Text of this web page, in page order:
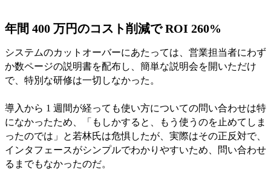
年間 400 万円のコスト削減で ROI 260%
システムのカットオーバーにあたっては、営業担当者にわず
か数ページの説明書を配布し、簡単な説明会を開いただけ
で、特別な研修は一切しなかった。
導入から 1 週間が経っても使い方についての問い合わせは特
になかったため、「もしかすると、もう使うのを止めてしま
ったのでは」と若林氏は危惧したが、実際はその正反対で、
インタフェースがシンプルでわかりやすいため、問い合わせ
るまでもなかったのだ。